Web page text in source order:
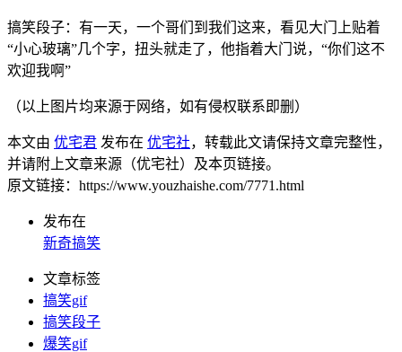
搞笑段子：有一天，一个哥们到我们这来，看见大门上贴着
“小心玻璃”几个字，扭头就走了，他指着大门说，“你们这不
欢迎我啊”
（以上图片均来源于网络，如有侵权联系即删）
本文由 优宅君 发布在 优宅社，转载此文请保持文章完整性，
并请附上文章来源（优宅社）及本页链接。
原文链接：https://www.youzhaishe.com/7771.html
发布在
新奇搞笑
文章标签
搞笑gif
搞笑段子
爆笑gif